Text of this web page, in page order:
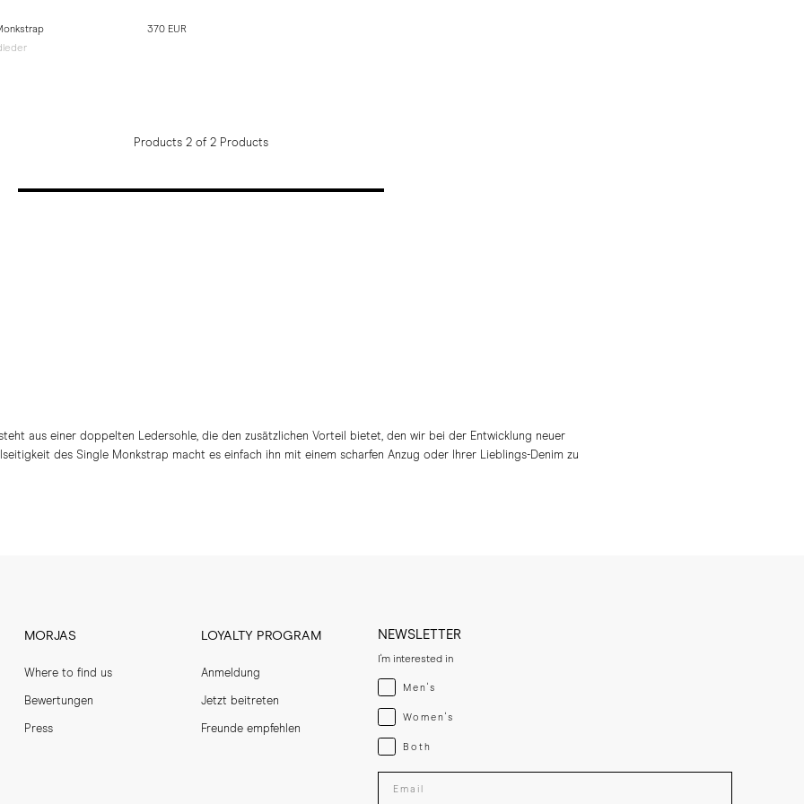
370 EUR
Products 2 of 2 Products
aus einer doppelten Ledersohle, die den zusätzlichen Vorteil bietet, den wir bei der Entwicklung neuer
des Single Monkstrap macht es einfach ihn mit einem scharfen Anzug oder Ihrer Lieblings-Denim zu
MORJAS
Where to find us
Bewertungen
Press
LOYALTY PROGRAM
Anmeldung
Jetzt beitreten
Freunde empfehlen
NEWSLETTER
I'm interested in
Menswear
Men's
Womenswear
Women's
Both
Both
Enter your email adress